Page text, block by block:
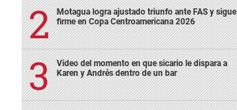
Motagua logra ajustado triunfo ante FAS y sigue
firme en Copa Centroamericana 2026
Video del momento en que sicario le dispara a
Karen y Andrés dentro de un bar